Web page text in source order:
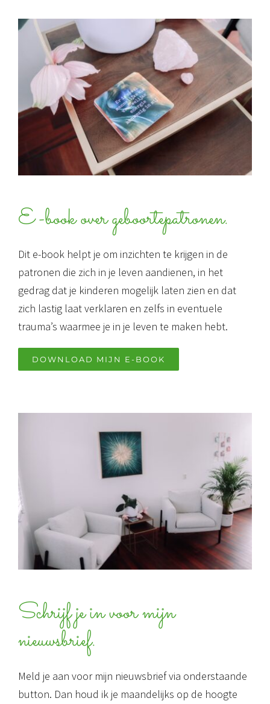
E-book over geboortepatronen.
Dit e-book helpt je om inzichten te krijgen in de
patronen die zich in je leven aandienen, in het
gedrag dat je kinderen mogelijk laten zien en dat
zich lastig laat verklaren en zelfs in eventuele
trauma’s waarmee je in je leven te maken hebt.
DOWNLOAD MIJN E-BOOK
Schrijf je in voor mijn
nieuwsbrief.
Meld je aan voor mijn nieuwsbrief via onderstaande
button. Dan houd ik je maandelijks op de hoogte